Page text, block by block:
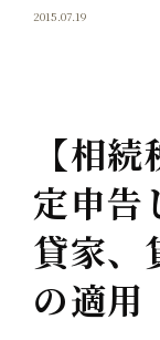
2015.07.19
【相
定申告
貸家、
の適用